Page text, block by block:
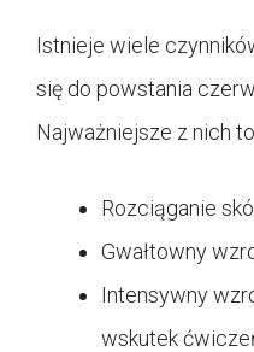
Istnieje wiele
się do powstania
Najważniejsze z nich
Rozciąganie
Gwałtowny
Intensywny
wskutek